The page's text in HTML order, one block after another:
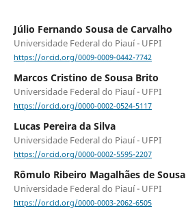
Júlio Fernando Sousa de Carvalho
Universidade Federal do Piauí - UFPI
https://orcid.org/0009-0009-0442-7742
Marcos Cristino de Sousa Brito
Universidade Federal do Piauí - UFPI
https://orcid.org/0000-0002-0524-5117
Lucas Pereira da Silva
Universidade Federal do Piauí - UFPI
https://orcid.org/0000-0002-5595-2207
Rômulo Ribeiro Magalhães de Sousa
Universidade Federal do Piauí - UFPI
https://orcid.org/0000-0003-2062-6505